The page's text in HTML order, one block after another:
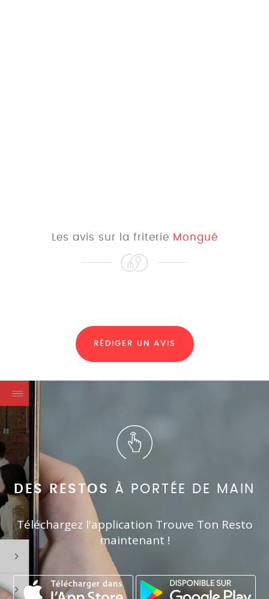
Les avis sur la friterie Mongué
RÉDIGER UN AVIS
DES RESTOS À PORTÉE DE MAIN
Téléchargez l'application Trouve Ton Resto
maintenant !